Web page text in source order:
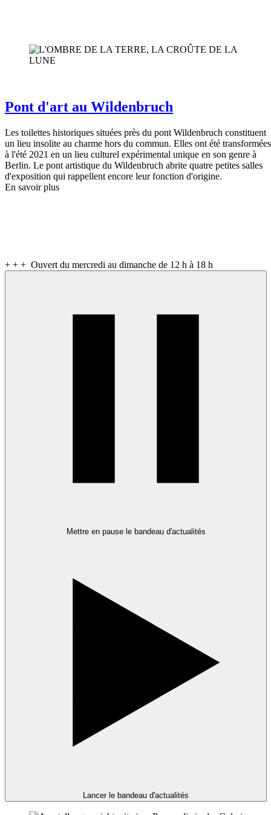
Pont d'art au Wildenbruch
Les toilettes historiques situées près du pont Wildenbruch constituent
un lieu insolite au charme hors du commun. Elles ont été transformées
à l'été 2021 en un lieu culturel expérimental unique en son genre à
Berlin. Le pont artistique du Wildenbruch abrite quatre petites salles
d'exposition qui rappellent encore leur fonction d'origine.
En savoir plus
+ + + Ouvert du mercredi au dimanche de 12 h à 18 h
Mettre en pause le bandeau d'actualités
Lancer le bandeau d'actualités